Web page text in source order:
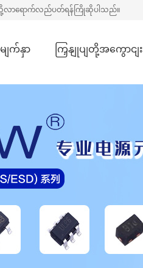
ာရောက်လည်ပတ်ရန်ကြိုဆိုပါသည်။
ျက်နှာ ကြှနျုပျတို့အကွောငျး